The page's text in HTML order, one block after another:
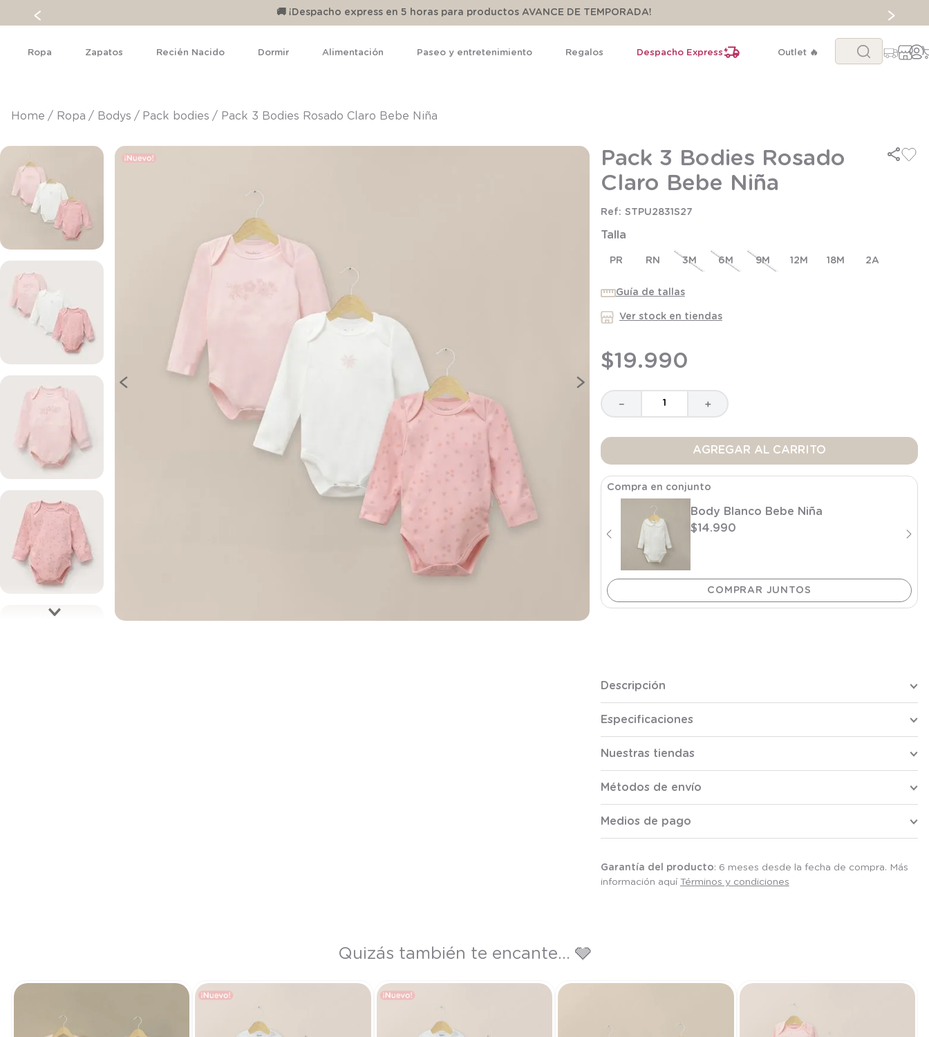
🚚 ¡Despacho express en 5 horas para productos AVANCE DE TEMPORADA!
Ropa Zapatos Recién Nacido Dormir Alimentación Paseo y entretenimiento Regalos Despacho Express Outlet 🔥
Buscar...
ropa bodys pack bodies Pack 3 Bodies Rosado Claro Bebe Niña
Pack 3 Bodies Rosado
Claro Bebe Niña
STPU2831S27
Talla
PR RN 3M 6M 9M 12M 18M 2A
Guía de tallas
Ver stock en tiendas
$19.990
＋
－
AGREGAR AL CARRITO
Compra en conjunto
Conjunto Floreado Rosado Bebe
Niña
990
Body Blanco Bebe Niña
$14.990
Descripción
Especificaciones
Nuestras tiendas
Métodos de envío
Medios de pago
Garantía del producto: 6 meses desde la fecha de compra. Más
información aquí Términos y condiciones
Quizás también te encante... 🩶
1